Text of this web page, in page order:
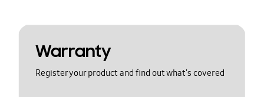
Warranty
Register your product and find out what's covered